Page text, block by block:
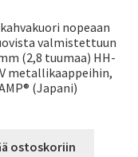
nopeaan
valmistettuun
(2,8 tuumaa) HH-
metallikaappeihin,
(Japani)
ostoskoriin